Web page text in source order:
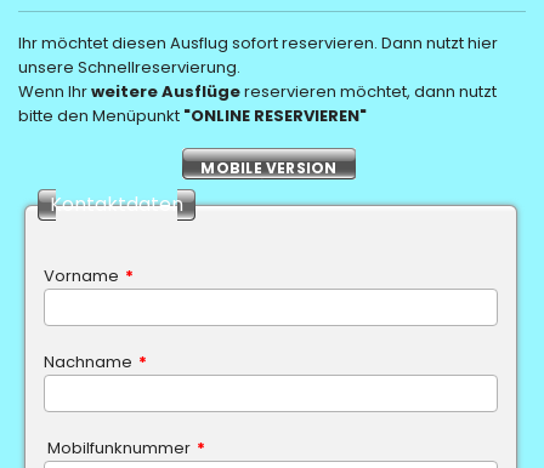
Ihr möchtet diesen Ausflug sofort reservieren. Dann nutzt hier
unsere Schnellreservierung.
Wenn Ihrweitere Ausflügereservieren möchtet, dann nutzt
bitte den Menüpunkt "ONLINE RESERVIEREN"
MOBILE VERSION
Kontaktdaten
Vorname *
Nachname *
Mobilfunknummer *